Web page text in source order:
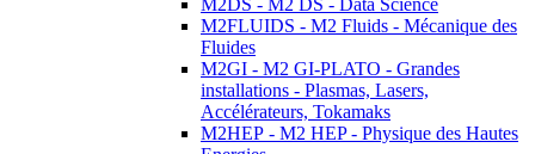
M2DS - M2 DS - Data Science
M2FLUIDS - M2 Fluids - Mécanique des
Fluides
M2GI - M2 GI-PLATO - Grandes
installations - Plasmas, Lasers,
Accélérateurs, Tokamaks
M2HEP - M2 HEP - Physique des Hautes